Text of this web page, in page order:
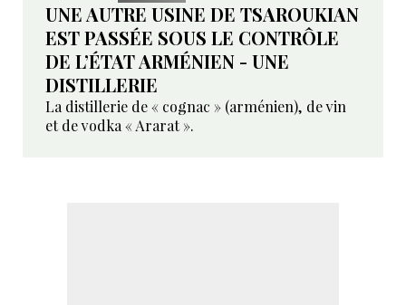
UNE AUTRE USINE DE TSAROUKIAN
EST PASSÉE SOUS LE CONTRÔLE
DE L’ÉTAT ARMÉNIEN - UNE
DISTILLERIE
La distillerie de « cognac » (arménien), de vin
et de vodka « Ararat ».